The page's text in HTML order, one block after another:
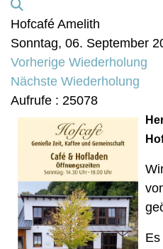
Hofcafé Amelith
Sonntag, 06. September
Vorherige Wiederholung
Nächste Wiederholung
Aufrufe : 25078